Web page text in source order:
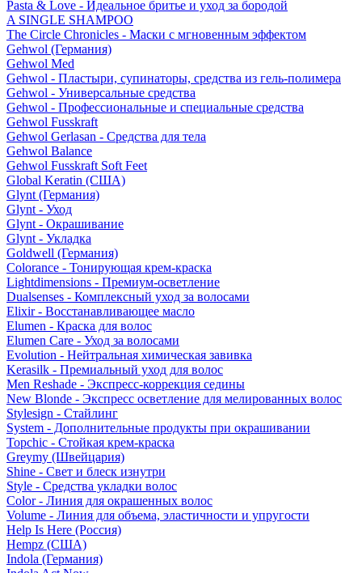
Pasta & Love - Идеальное бритье и уход за бородой
A SINGLE SHAMPOO
The Circle Chronicles - Маски с мгновенным эффектом
Gehwol (Германия)
Gehwol Med
Gehwol - Пластыри, супинаторы, средства из гель-полимера
Gehwol - Универсальные средства
Gehwol - Профессиональные и специальные средства
Gehwol Fusskraft
Gehwol Gerlasan - Средства для тела
Gehwol Balance
Gehwol Fusskraft Soft Feet
Global Keratin (США)
Glynt (Германия)
Glynt - Уход
Glynt - Окрашивание
Glynt - Укладка
Goldwell (Германия)
Colorance - Тонирующая крем-краска
Lightdimensions - Премиум-осветление
Dualsenses - Комплексный уход за волосами
Elixir - Восстанавливающее масло
Elumen - Краска для волос
Elumen Care - Уход за волосами
Evolution - Нейтральная химическая завивка
Kerasilk - Премиальный уход для волос
Men Reshade - Экспресс-коррекция седины
New Blonde - Экспресс осветление для мелированных волос
Stylesign - Стайлинг
System - Дополнительные продукты при окрашивании
Topchic - Стойкая крем-краска
Greymy (Швейцария)
Shine - Свет и блеск изнутри
Style - Средства укладки волос
Color - Линия для окрашенных волос
Volume - Линия для объема, эластичности и упругости
Help Is Here (Россия)
Hempz (США)
Indola (Германия)